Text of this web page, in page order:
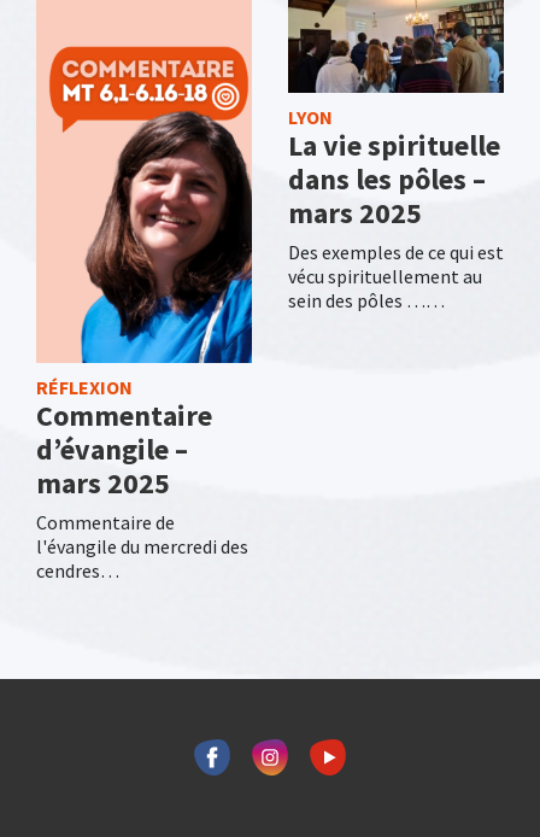
RÉFLEXION
Commentaire
d’évangile –
mars 2025
Commentaire de
l'évangile du mercredi des
cendres…
LYON
La vie spirituelle
dans les pôles –
mars 2025
Des exemples de ce qui est
vécu spirituellement au
sein des pôles ……